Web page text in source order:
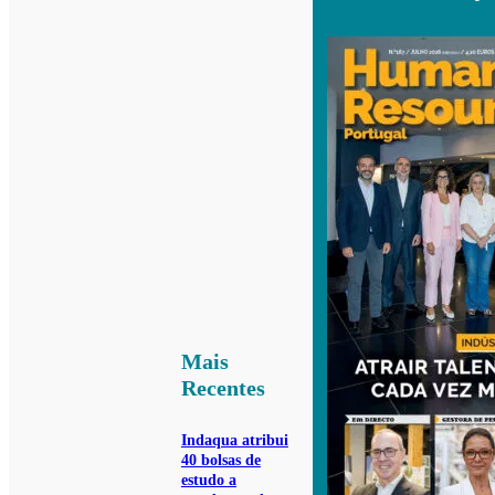
Mais
Recentes
Indaqua atribui
40 bolsas de
estudo a